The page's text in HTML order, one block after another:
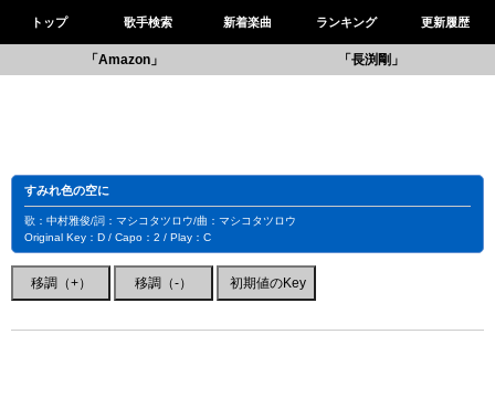
トップ 歌手検索 新着楽曲 ランキング 更新履歴
「Amazon」 「長渕剛」
すみれ色の空に
歌：中村雅俊/詞：マシコタツロウ/曲：マシコタツロウ
Original Key：D / Capo：2 / Play：C